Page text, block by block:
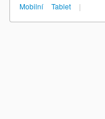
Mobilní
Tablet |